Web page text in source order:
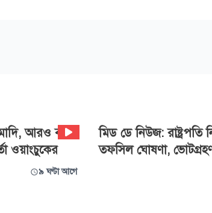
আরও বড়
ওয়াংচুকের
৯ ঘণ্টা আগে
‍মিড ডে নিউজ: রাষ্ট্রপতি
তফসিল ঘোষণা,